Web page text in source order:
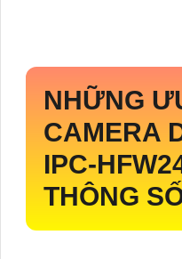
NHỮNG
CAMERA
IPC-
THÔNG